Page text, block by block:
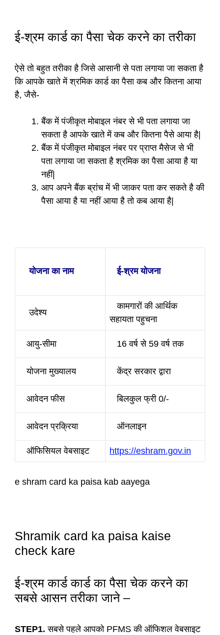
ई-श्रम कार्ड का पैसा चेक करने का तरीका
ऐसे तो बहुत तरीका है जिसे आसानी से पता लगाया जा सकता है
कि आपके खाते में श्रमिक कार्ड का पैसा कब और कितना आया
है, जैसे-
बैंक में पंजीकृत मोबाइल नंबर से भी पता लगाया जा
सकता है आपके खाते में कब और कितना पैसे आया है|
बैंक में पंजीकृत मोबाइल नंबर पर प्राप्त मैसेज से भी
पता लगाया जा सकता है श्रमिक का पैसा आया है या
नहीं|
आप अपने बैंक ब्रांच में भी जाकर पता कर सकते है की
पैसा आया है या नहीं आया है तो कब आया है|
योजना का नाम ई-श्रम योजना
उदेश्य
कामगारों की आर्थिक
सहायता पहुचना
आयु-सीमा 16 वर्ष से 59 वर्ष तक
योजना मुख्यालय केंद्र सरकार द्वारा
आवेदन फीस बिलकुल फ्री 0/-
आवेदन प्रक्रिया ऑनलाइन
ऑफिसियल वेबसाइट https://eshram.gov.in
e shram card ka paisa kab aayega
Shramik card ka paisa kaise
check kare
ई-श्रम कार्ड कार्ड का पैसा चेक करने का
सबसे आसन तरीका जाने –
STEP1. सबसे पहले आपको PFMS की ऑफिशल वेबसाइट